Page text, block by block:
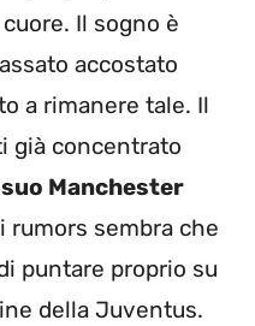
Il sogno è
accostato
a rimanere tale. Il
già concentrato
Manchester
rumors sembra che
puntare proprio su
della Juventus.